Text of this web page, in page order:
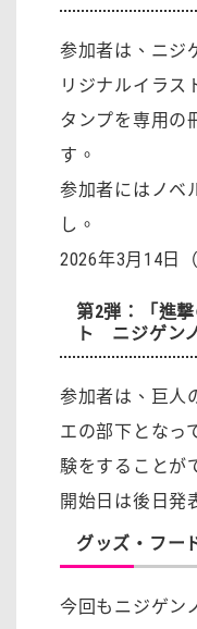
参加者は、ニジ
リジナルイラス
タンプを専用の
す。
参加者にはノベ
し。
2026年3月14日
第2弾：「進
ト ニジゲン
参加者は、巨人
エの部下となっ
験をすることが
開始日は後日発
グッズ・フー
今回もニジゲン